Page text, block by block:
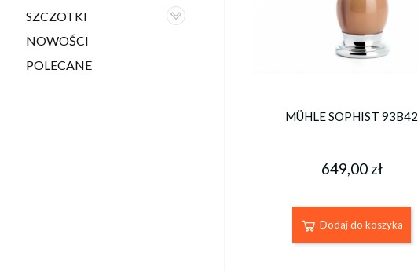
SZCZOTKI
NOWOŚCI
POLECANE
MÜHLE SOPHIST 93B42
649,00 zł
Dodaj do koszyka